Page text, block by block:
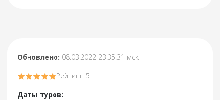
Обновлено: 08.03.2022 23:35:31 мск.
Рейтинг: 5
Даты туров: